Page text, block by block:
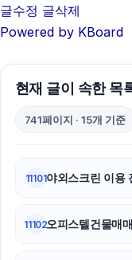
글수정 글삭제
Powered by KBoard
현재 글이 속한 목
741페이지 · 15개 기준
11101야외스크린 이
11102오피스텔건물매